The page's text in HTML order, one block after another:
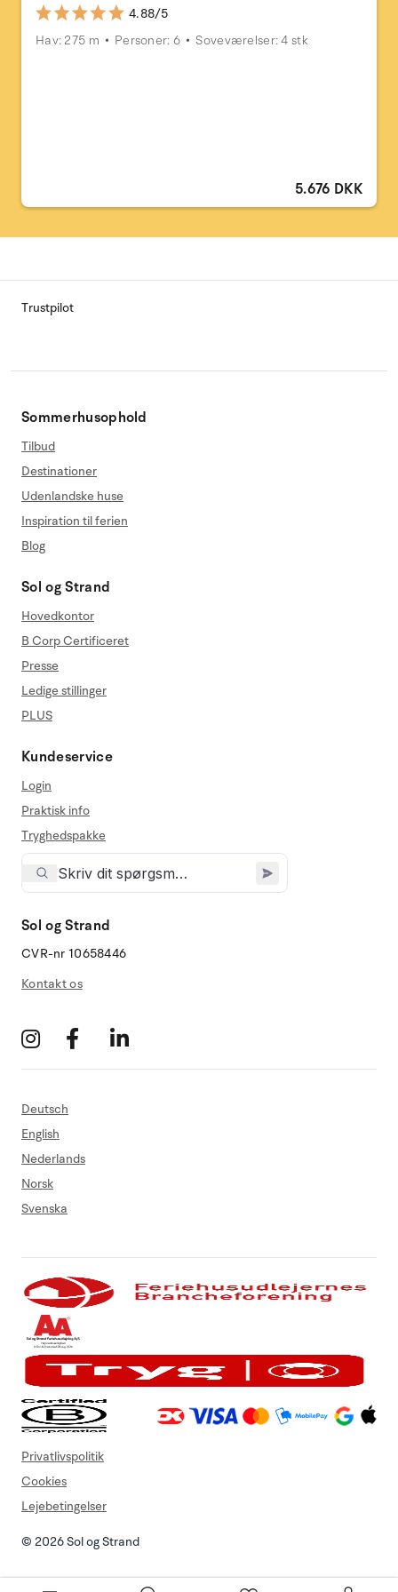
4.88/5
Hav: 275 m
Personer: 6 Soveværelser: 4 stk
5.676 DKK
Trustpilot
Sommerhusophold
Tilbud
Destinationer
Udenlandske huse
Inspiration til ferien
Blog
Sol og Strand
Hovedkontor
B Corp Certificeret
Presse
Ledige stillinger
PLUS
Kundeservice
Login
Praktisk info
Tryghedspakke
Sol og Strand
CVR-nr 10658446
Kontakt os
Deutsch
English
Nederlands
Norsk
Svenska
© 2026 Sol og Strand
Privatlivspolitik
Cookies
Lejebetingelser